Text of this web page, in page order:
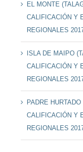
EL MONTE
CALIFICACIÓN Y
REGIONALES
ISLA DE MAIPO
CALIFICACIÓN Y
REGIONALES
PADRE
CALIFICACIÓN Y
REGIONALES